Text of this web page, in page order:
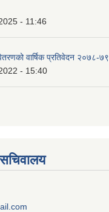
- 11:46
वार्षिक प्रतिवेदन २०७८-७९
- 15:40